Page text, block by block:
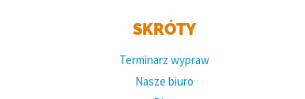
SKRÓTY
Terminarz wypraw
Nasze biuro